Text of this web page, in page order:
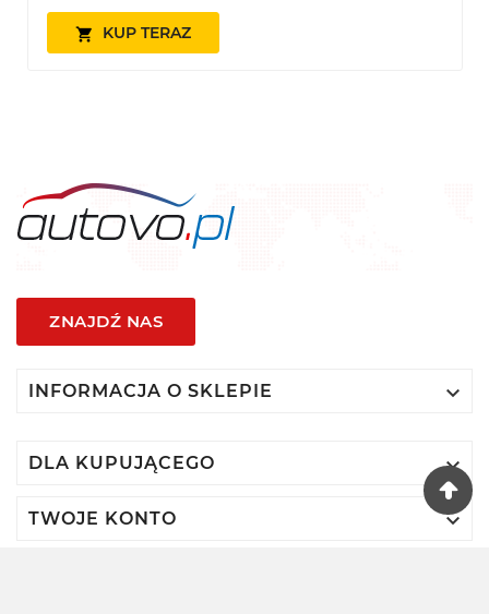
 KUP TERAZ
ZNAJDŹ NAS
INFORMACJA O SKLEPIE 
DLA KUPUJĄCEGO 
TWOJE KONTO 